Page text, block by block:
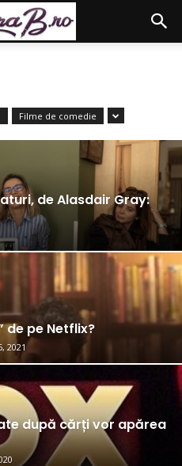
Filme de comedie
de Alasdair Gray:
de pe Netflix?
2021
după cărți vor apărea